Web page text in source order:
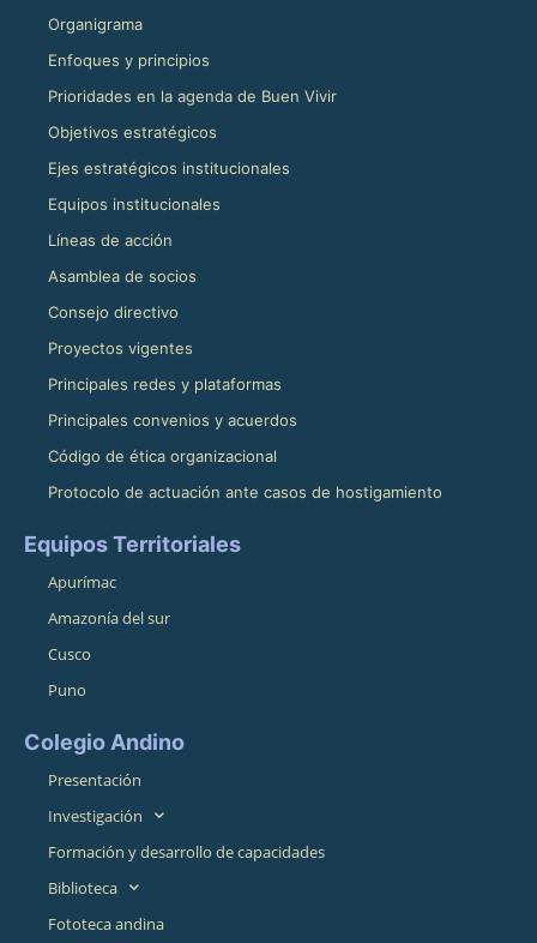
Organigrama
Enfoques y principios
Prioridades en la agenda de Buen Vivir
Objetivos estratégicos
Ejes estratégicos institucionales
Equipos institucionales
Líneas de acción
Asamblea de socios
Consejo directivo
Proyectos vigentes
Principales redes y plataformas
Principales convenios y acuerdos
Código de ética organizacional
Protocolo de actuación ante casos de hostigamiento
Equipos Territoriales
Apurímac
Amazonía del sur
Cusco
Puno
Colegio Andino
Presentación
Investigación
Formación y desarrollo de capacidades
Biblioteca
Fototeca andina